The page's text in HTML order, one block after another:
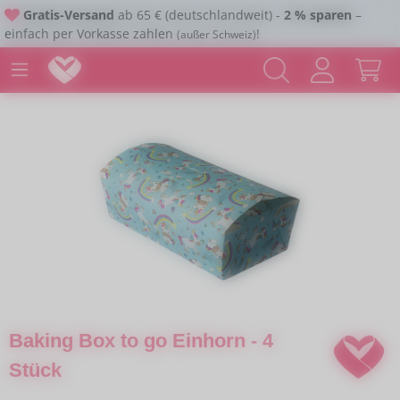
Zum Hauptinhalt springen
Gratis-Versand ab 65 € (deutschlandweit) - 2 % sparen –
einfach per Vorkasse zahlen (außer Schweiz)!
Baking Box to go Einhorn - 4
Stück